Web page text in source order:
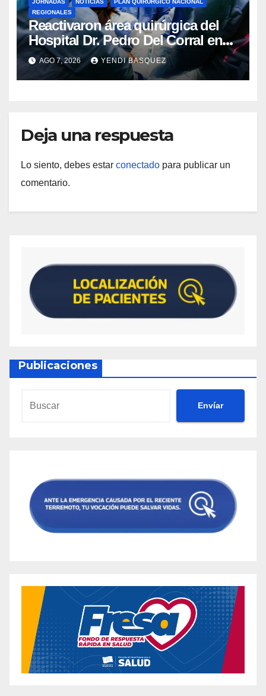
JORNADAS NOTICIAS
PLAN QUIRÚRGICO NACIONAL
REGIONALES
Reactivaron área quirúrgica del
Hospital Dr. Pedro Del Corral en
Guárico
AGO 7, 2026 YENDI BASQUEZ
Deja una respuesta
Lo siento, debes estar conectado para publicar un
comentario.
Publicaciones
Envíar